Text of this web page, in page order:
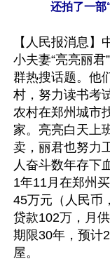
还拍了一部
【人民报消息】
小夫妻“亮亮丽君
群热搜话题。他
村，努力读书考
农村在郑州城市
家。亮亮白天上
卖，丽君也努力
人奋斗数年存下
1年11月在郑州
45万元（人民币
贷款102万，月
期限30年，预计
屋。